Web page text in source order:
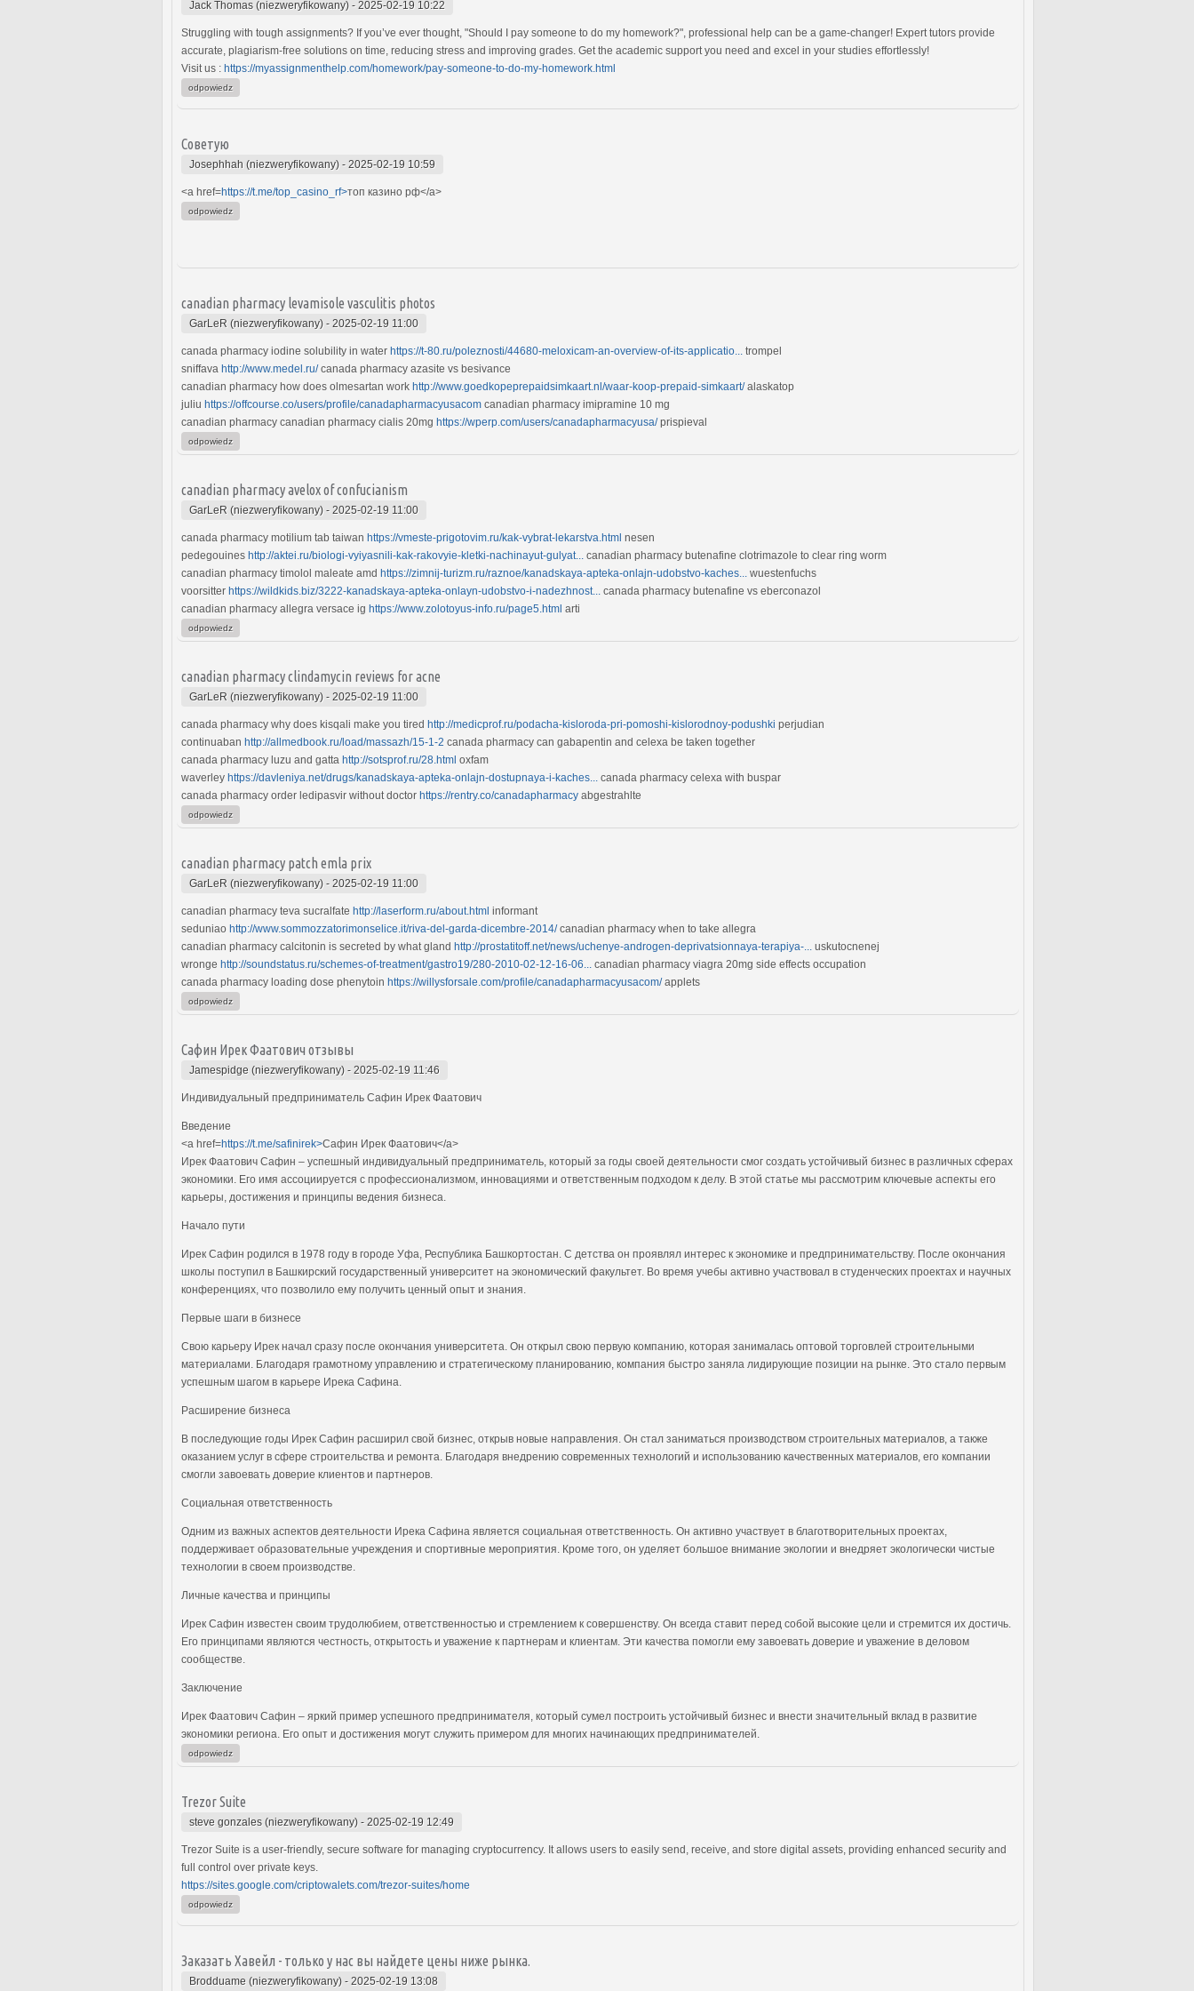
Jack Thomas (niezweryfikowany) - 2025-02-19 10:22
Struggling with tough assignments? If you’ve ever thought, "Should I pay someone to do my homework?", professional help can be a game-changer! Expert tutors provide
accurate, plagiarism-free solutions on time, reducing stress and improving grades. Get the academic support you need and excel in your studies effortlessly!
Visit us : https://myassignmenthelp.com/homework/pay-someone-to-do-my-homework.html
odpowiedz
Советую
Josephhah (niezweryfikowany) - 2025-02-19 10:59
<a href=https://t.me/top_casino_rf>топ казино рф</a>
odpowiedz
canadian pharmacy levamisole vasculitis photos
GarLeR (niezweryfikowany) - 2025-02-19 11:00
canada pharmacy iodine solubility in water https://t-80.ru/poleznosti/44680-meloxicam-an-overview-of-its-applicatio...
trompel
sniffava http://www.medel.ru/canada pharmacy azasite vs besivance
canadian pharmacy how does olmesartan work http://www.goedkopeprepaidsimkaart.nl/waar-koop-prepaid-simkaart/alaskatop
juliu https://offcourse.co/users/profile/canadapharmacyusacom canadian pharmacy imipramine 10 mg
canadian pharmacy canadian pharmacy cialis 20mg https://wperp.com/users/canadapharmacyusa/prispieval
odpowiedz
canadian pharmacy avelox of confucianism
GarLeR (niezweryfikowany) - 2025-02-19 11:00
canada pharmacy motilium tab taiwan https://vmeste-prigotovim.ru/kak-vybrat-lekarstva.html nesen
pedegouines http://aktei.ru/biologi-vyiyasnili-kak-rakovyie-kletki-nachinayut-gulyat...
canadian pharmacy butenafine clotrimazole to clear ring worm
canadian pharmacy timolol maleate amd https://zimnij-turizm.ru/raznoe/kanadskaya-apteka-onlajn-udobstvo-kaches...
wuestenfuchs
voorsitter https://wildkids.biz/3222-kanadskaya-apteka-onlayn-udobstvo-i-nadezhnost...
canada pharmacy butenafine vs eberconazol
canadian pharmacy allegra versace ig https://www.zolotoyus-info.ru/page5.html arti
odpowiedz
canadian pharmacy clindamycin reviews for acne
GarLeR (niezweryfikowany) - 2025-02-19 11:00
canada pharmacy why does kisqali make you tired http://medicprof.ru/podacha-kisloroda-pri-pomoshi-kislorodnoy-podushki perjudian
continuaban http://allmedbook.ru/load/massazh/15-1-2 canada pharmacy can gabapentin and celexa be taken together
canada pharmacy luzu and gatta http://sotsprof.ru/28.html oxfam
waverley https://davleniya.net/drugs/kanadskaya-apteka-onlajn-dostupnaya-i-kaches...
canada pharmacy celexa with buspar
canada pharmacy order ledipasvir without doctor https://rentry.co/canadapharmacy abgestrahlte
odpowiedz
canadian pharmacy patch emla prix
GarLeR (niezweryfikowany) - 2025-02-19 11:00
canadian pharmacy teva sucralfate http://laserform.ru/about.html informant
seduniao http://www.sommozzatorimonselice.it/riva-del-garda-dicembre-2014/canadian pharmacy when to take allegra
canadian pharmacy calcitonin is secreted by what gland http://prostatitoff.net/news/uchenye-androgen-deprivatsionnaya-terapiya-...
uskutocnenej
wronge http://soundstatus.ru/schemes-of-treatment/gastro19/280-2010-02-12-16-06...
canadian pharmacy viagra 20mg side effects occupation
canada pharmacy loading dose phenytoin https://willysforsale.com/profile/canadapharmacyusacom/applets
odpowiedz
Сафин Ирек Фаатович отзывы
Jamespidge (niezweryfikowany) - 2025-02-19 11:46
Индивидуальный предприниматель Сафин Ирек Фаатович
Введение
<a href=https://t.me/safinirek>Сафин Ирек Фаатович</a>
Ирек Фаатович Сафин – успешный индивидуальный предприниматель, который за годы своей деятельности смог создать устойчивый бизнес в различных сферах
экономики. Его имя ассоциируется с профессионализмом, инновациями и ответственным подходом к делу. В этой статье мы рассмотрим ключевые аспекты его
карьеры, достижения и принципы ведения бизнеса.
Начало пути
Ирек Сафин родился в 1978 году в городе Уфа, Республика Башкортостан. С детства он проявлял интерес к экономике и предпринимательству. После окончания
школы поступил в Башкирский государственный университет на экономический факультет. Во время учебы активно участвовал в студенческих проектах и научных
конференциях, что позволило ему получить ценный опыт и знания.
Первые шаги в бизнесе
Свою карьеру Ирек начал сразу после окончания университета. Он открыл свою первую компанию, которая занималась оптовой торговлей строительными
материалами. Благодаря грамотному управлению и стратегическому планированию, компания быстро заняла лидирующие позиции на рынке. Это стало первым
успешным шагом в карьере Ирека Сафина.
Расширение бизнеса
В последующие годы Ирек Сафин расширил свой бизнес, открыв новые направления. Он стал заниматься производством строительных материалов, а также
оказанием услуг в сфере строительства и ремонта. Благодаря внедрению современных технологий и использованию качественных материалов, его компании
смогли завоевать доверие клиентов и партнеров.
Социальная ответственность
Одним из важных аспектов деятельности Ирека Сафина является социальная ответственность. Он активно участвует в благотворительных проектах,
поддерживает образовательные учреждения и спортивные мероприятия. Кроме того, он уделяет большое внимание экологии и внедряет экологически чистые
технологии в своем производстве.
Личные качества и принципы
Ирек Сафин известен своим трудолюбием, ответственностью и стремлением к совершенству. Он всегда ставит перед собой высокие цели и стремится их достичь.
Его принципами являются честность, открытость и уважение к партнерам и клиентам. Эти качества помогли ему завоевать доверие и уважение в деловом
сообществе.
Заключение
Ирек Фаатович Сафин – яркий пример успешного предпринимателя, который сумел построить устойчивый бизнес и внести значительный вклад в развитие
экономики региона. Его опыт и достижения могут служить примером для многих начинающих предпринимателей.
odpowiedz
Trezor Suite
steve gonzales (niezweryfikowany) - 2025-02-19 12:49
Trezor Suite is a user-friendly, secure software for managing cryptocurrency. It allows users to easily send, receive, and store digital assets, providing enhanced security and
full control over private keys.
https://sites.google.com/criptowalets.com/trezor-suites/home
odpowiedz
Заказать Хавейл - только у нас вы найдете цены ниже рынка.
Brodduame (niezweryfikowany) - 2025-02-19 13:08